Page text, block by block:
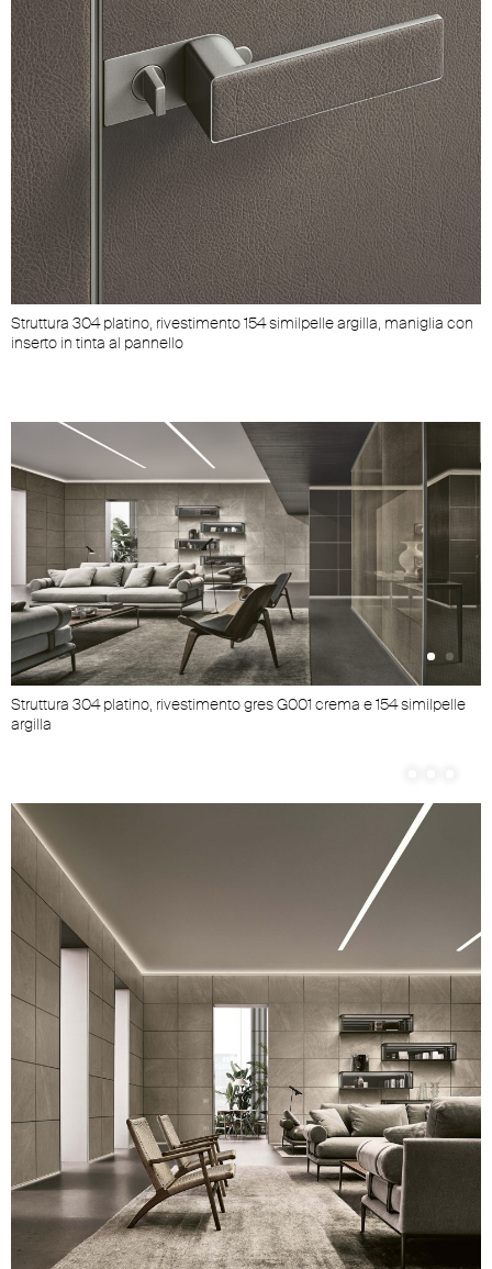
Struttura 304 platino, rivestimento 154 similpelle argilla, maniglia con
inserto in tinta al pannello
Struttura 304 platino, rivestimento gres G001 crema e 154 similpelle
argilla